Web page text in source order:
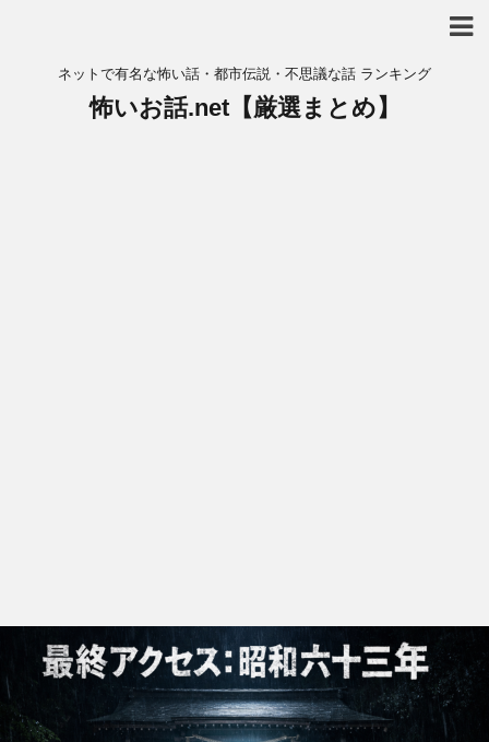
ネットで有名な怖い話・都市伝説・不思議な話 ランキング
怖いお話.net【厳選まとめ】